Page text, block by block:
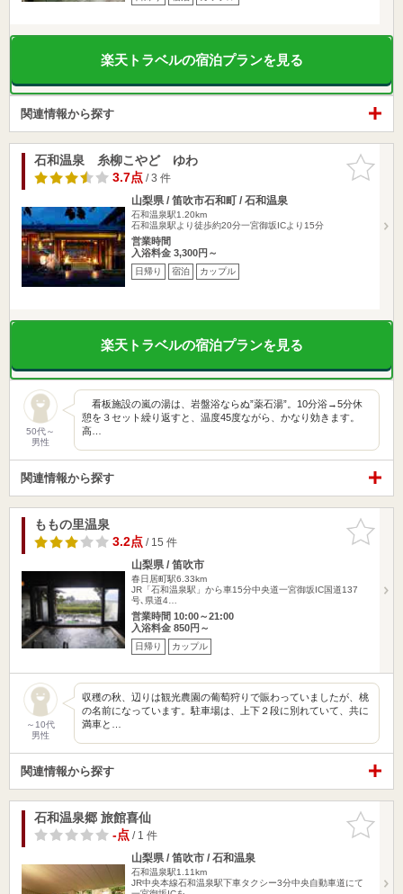
楽天トラベルの宿泊プランを見る
関連情報から探す
お気に入
りに追加
石和温泉 糸柳こやど ゆわ
3.7点/ 3 件
山梨県 / 笛吹市石和町 / 石和温泉
石和温泉駅1.20km
石和温泉駅より徒歩約20分一宮御坂ICより15分
営業時間
入浴料金 3,300円～
日帰り 宿泊 カップル
楽天トラベルの宿泊プランを見る
50代～
男性
看板施設の嵐の湯は、岩盤浴ならぬ”薬石湯”。10分浴→5分休
憩を３セット繰り返すと、温度45度ながら、かなり効きます。
高…
関連情報から探す
お気に入
りに追加
ももの里温泉
3.2点/ 15 件
山梨県 / 笛吹市
春日居町駅6.33km
JR「石和温泉駅」から車15分中央道一宮御坂IC国道137
号､県道4…
営業時間 10:00～21:00
入浴料金 850円～
日帰り カップル
～10代
男性
収穫の秋、辺りは観光農園の葡萄狩りで賑わっていましたが、桃
の名前になっています。駐車場は、上下２段に別れていて、共に
満車と…
関連情報から探す
お気に入
りに追加
石和温泉郷 旅館喜仙
-点/ 1 件
山梨県 / 笛吹市 / 石和温泉
石和温泉駅1.11km
JR中央本線石和温泉駅下車タクシー3分中央自動車道にて